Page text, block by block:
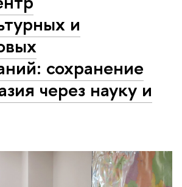
и
сохранение
через науку и